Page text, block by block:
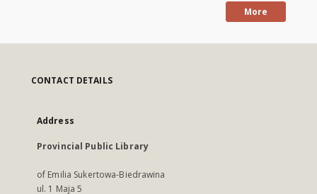
More
CONTACT DETAILS
Address
Provincial Public Library
of Emilia Sukertowa-Biedrawina
ul. 1 Maja 5